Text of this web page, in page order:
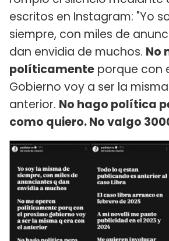
escritos en Instagram: "Yo
siempre, con miles de
dan envidia de muchos. No
políticamente porque con
Gobierno voy a ser la
anterior. No hago política
como quiero. No valgo